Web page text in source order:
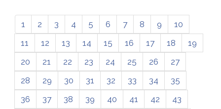
1 2 3 4 5 6 7 8 9
10
11
12 13 14 15 16 17 18
19
20
21 22 23 24 25 26
27
28
29 30 31 32 33 34
35
36
37 38 39 40 41 42
43